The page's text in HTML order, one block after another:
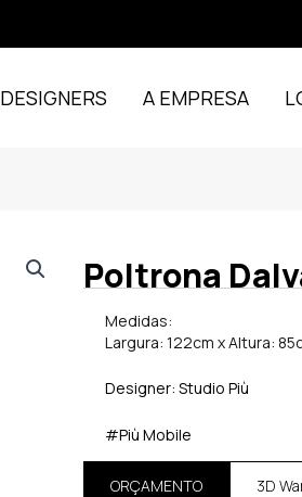
DESIGNERS A EMPRESA
Poltrona
Medidas:
Largura: 122cm x Altura:
Designer: Studio Più
#Più Mobile
ORÇAMENTO 3D